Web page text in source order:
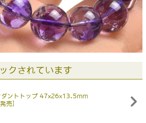
クされています
ダントトップ 47x26x13.5mm
売]